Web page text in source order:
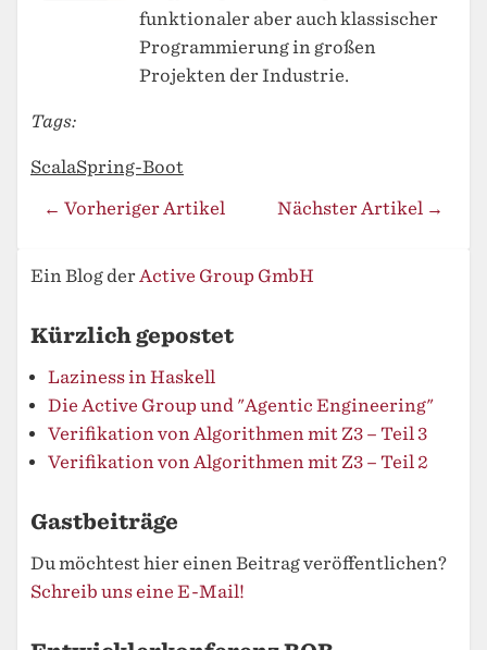
funktionaler aber auch klassischer
Programmierung in großen
Projekten der Industrie.
Tags:
ScalaSpring-Boot
← Vorheriger Artikel
Nächster Artikel →
Ein Blog der Active Group GmbH
Kürzlich gepostet
Laziness in Haskell
Die Active Group und "Agentic Engineering"
Verifikation von Algorithmen mit Z3 – Teil 3
Verifikation von Algorithmen mit Z3 – Teil 2
Gastbeiträge
Du möchtest hier einen Beitrag veröffentlichen?
Schreib uns eine E-Mail!